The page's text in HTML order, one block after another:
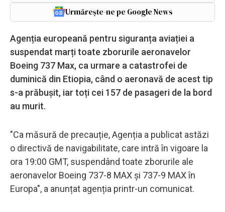
Urmărește-ne pe Google News
Agenția europeană pentru siguranța aviației a
suspendat marți toate zborurile aeronavelor
Boeing 737 Max, ca urmare a catastrofei de
duminică din Etiopia, când o aeronavă de acest tip
s-a prăbușit, iar toți cei 157 de pasageri de la bord
au murit.
"Ca măsură de precauție, Agenția a publicat astăzi
o directivă de navigabilitate, care intră în vigoare la
ora 19:00 GMT, suspendând toate zborurile ale
aeronavelor Boeing 737-8 MAX și 737-9 MAX în
Europa", a anunțat agenția printr-un comunicat.